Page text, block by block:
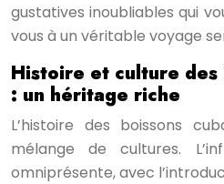
gustatives inoubliables qui
vous à un véritable voyage
Histoire et culture des
: un héritage riche
L’histoire des boissons
mélange de cultures.
omniprésente, avec